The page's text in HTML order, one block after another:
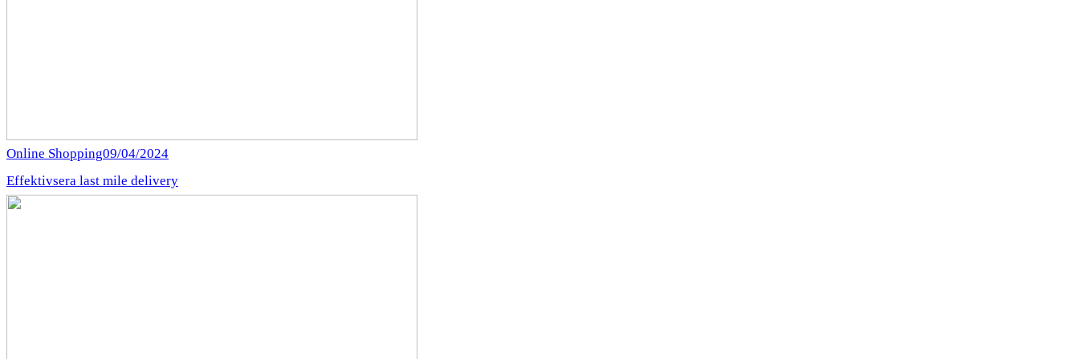
Online Shopping09/04/2024
Effektivsera last mile delivery